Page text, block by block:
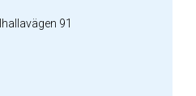
91